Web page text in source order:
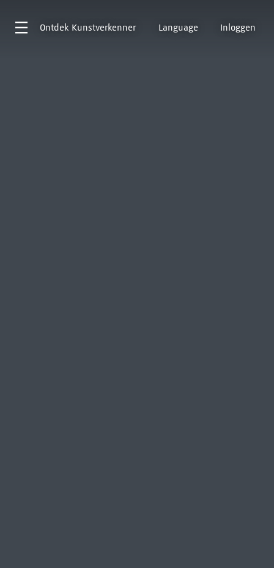
Ontdek Kunstverkenner Language Inloggen